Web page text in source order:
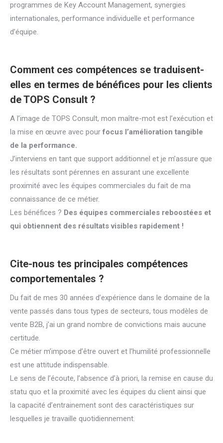
programmes de Key Account Management, synergies
internationales, performance individuelle et performance
d’équipe.
Comment ces compétences se traduisent-
elles en termes de bénéfices pour les clients
de TOPS Consult ?
A l’image de TOPS Consult, mon maître-mot est l’exécution et
la mise en œuvre avec pour focus l’amélioration tangible
de la performance.
J’interviens en tant que support additionnel et je m’assure que
les résultats sont pérennes en assurant une excellente
proximité avec les équipes commerciales du fait de ma
connaissance de ce métier.
Les bénéfices ? Des équipes commerciales reboostées et
qui obtiennent des résultats visibles rapidement !
Cite-nous tes principales compétences
comportementales ?
Du fait de mes 30 années d’expérience dans le domaine de la
vente passés dans tous types de secteurs, tous modèles de
vente B2B, j’ai un grand nombre de convictions mais aucune
certitude.
Ce métier m’impose d’être ouvert et l’humilité professionnelle
est une attitude indispensable.
Le sens de l’écoute, l’absence d’à priori, la remise en cause du
statu quo et la proximité avec les équipes du client ainsi que
la capacité d’entrainement sont des caractéristiques sur
lesquelles je travaille quotidiennement.